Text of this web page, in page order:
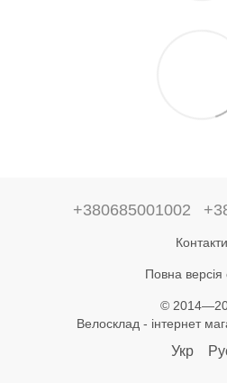
+380685001002
Контакти
Повна версія
©
Велосклад - інтернет
Укр